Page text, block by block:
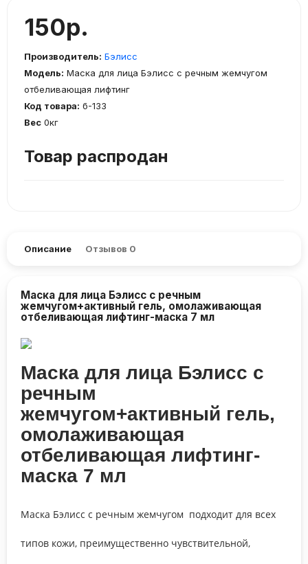
150р.
Производитель: Бэлисс
Модель: Маска для лица Бэлисс с речным жемчугом
отбеливающая лифтинг
Код товара: б-133
Вес 0кг
Товар распродан
Описание Отзывов 0
Маска для лица Бэлисс с речным
жемчугом+активный гель, омолаживающая
отбеливающая лифтинг-маска 7 мл
Маска для лица Бэлисс с
речным
жемчугом+активный гель,
омолаживающая
отбеливающая лифтинг-
маска 7 мл
Маска Бэлисс с речным жемчугом подходит для всех
типов кожи, преимущественно чувствительной,